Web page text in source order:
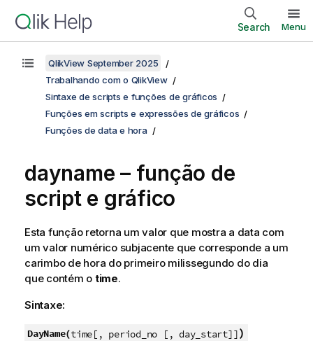
Search Menu
QlikView September 2025
Trabalhando com o QlikView
Sintaxe de scripts e funções de gráficos
Funções em scripts e expressões de gráficos
Funções de data e hora
dayname – função de
script e gráfico
Esta função retorna um valor que mostra a data com
um valor numérico subjacente que corresponde a um
carimbo de hora do primeiro milissegundo do dia
que contém o time.
Sintaxe:
DayName(time[, period_no [, day_start]])